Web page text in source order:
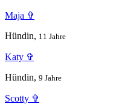
Maja ✞
Hündin, 11 Jahre
Katy ✞
Hündin, 9 Jahre
Scotty ✞